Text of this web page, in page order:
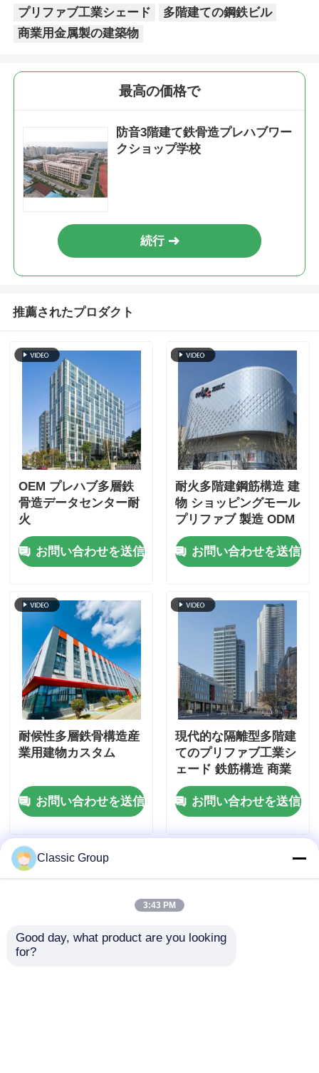
ニュース
鋼構造の建物
鋼構造ワークショップ
鋼筋構造の倉庫
鋼筋構造橋
鋼構造オフィス
鉄骨構造鶏舎
鉄骨造多階建て
産業用鋼構造物
公共鉄骨造の建物
商業用鋼材の構造
プリファブ 製鋼構造
プリファブ工業シェード
多階建ての鋼鉄ビル
商業用金属製の建築物
最高の価格で
防音3階建て鉄骨造プレハブワー
クショップ学校
続行
推薦されたプロダクト
OEM プレハブ多層鉄
骨造データセンター耐
火
お問い合わせを送信
耐火多階建鋼筋構造 建
物 ショッピングモール
プリファブ 製造 ODM
お問い合わせを送信
耐候性多層鉄骨構造産
業用建物カスタム
お問い合わせを送信
現代的な隔離型多階建
てのプリファブ工業シ
ェード 鉄筋構造 商業
用建物
お問い合わせを送信
Classic Group
3:43 PM
Good day, what product are you looking
for?